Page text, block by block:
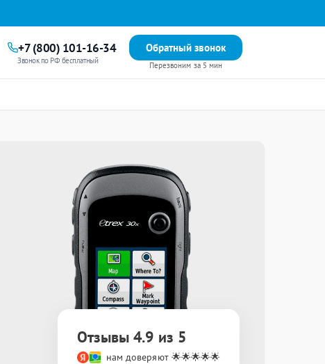
+7 (800) 101-16-34
Звонок по РФ бесплатный
Обратный звонок
Перезвоним за 5 мин
Отзывы 4.9 из 5
нам доверяют 🌟🌟🌟🌟🌟